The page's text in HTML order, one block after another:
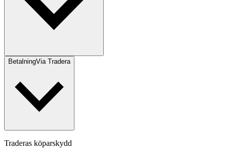
BetalningVia Tradera
Traderas köparskydd